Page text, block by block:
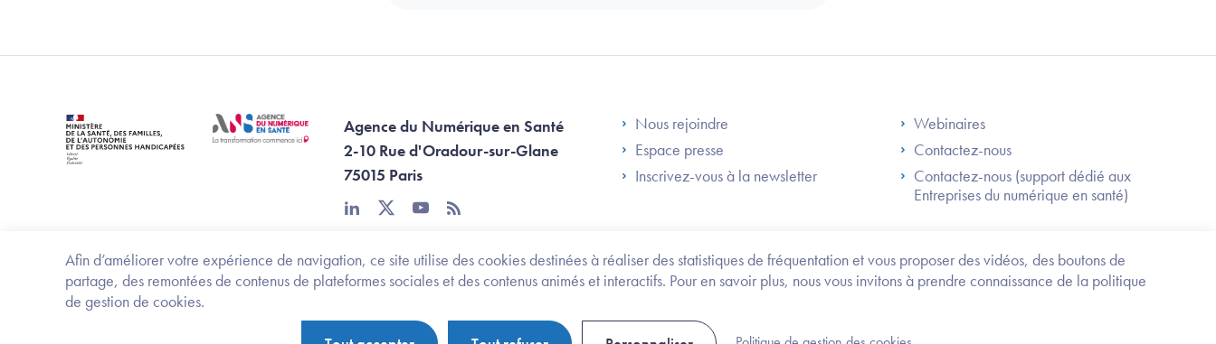
Afin d’améliorer votre expérience de navigation, ce site utilise des cookies destinées à réaliser des statistiques de fréquentation et vous proposer des vidéos, des boutons de
partage, des remontées de contenus de plateformes sociales et des contenus animés et interactifs. Pour en savoir plus, nous vous invitons à prendre connaissance de la politique
de gestion de cookies.
Trouvez
Agence du Numérique en Santé
2-10 Rue d'Oradour-sur-Glane
75015 Paris
linkedintwitteryoutube
rss
Footer Left ANS
Nous rejoindre
Espace presse
Inscrivez-vous à la newsletter
Footer Right ANS
Webinaires
Contactez-nous
Contactez-nous (support dédié aux
Entreprises du numérique en santé)
Footer Bottom ANS
Ministère de la santé, des familles, de l'autonomie et des personnes handicapées Legifrance.gouv.fr